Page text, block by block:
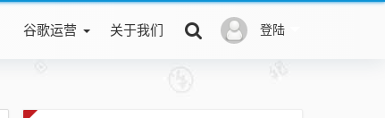
登陆
谷歌运营 关于我们